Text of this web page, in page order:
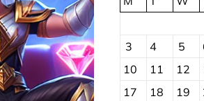
3
4 5
10
11 12
17
18 19